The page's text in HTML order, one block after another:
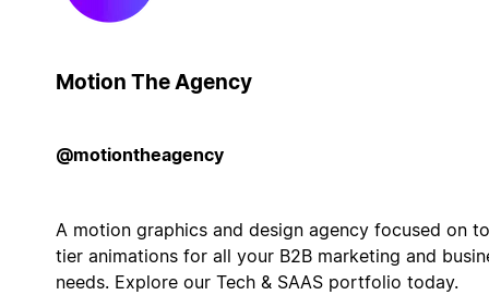
Motion The Agency
@motiontheagency
A motion graphics and design agency focused on
tier animations for all your B2B marketing and
needs. Explore our Tech & SAAS portfolio today.